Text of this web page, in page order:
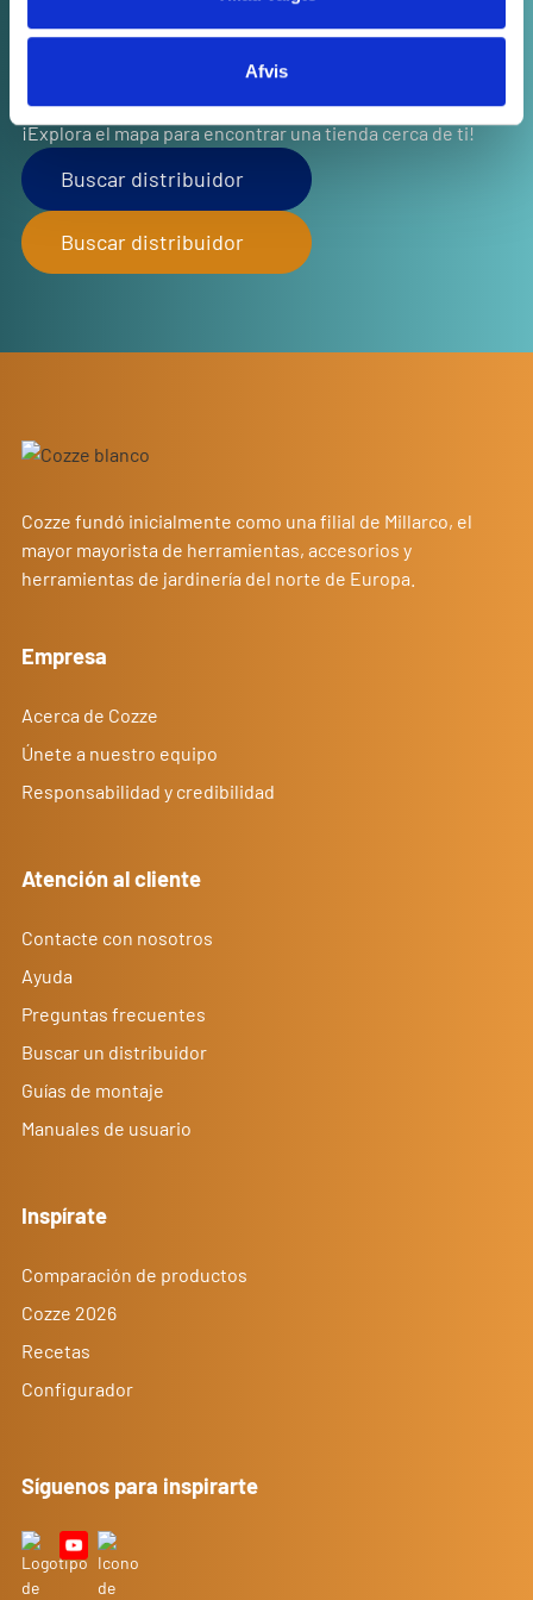
Afvis
¿BUSCA UN DISTRIBUIDOR?
¡Explora el mapa para encontrar una tienda cerca de ti!
Buscar distribuidor
Buscar distribuidor
Cozze fundó inicialmente como una filial de Millarco, el
mayor mayorista de herramientas, accesorios y
herramientas de jardinería del norte de Europa.
Empresa
Acerca de Cozze
Únete a nuestro equipo
Responsabilidad y credibilidad
Atención al cliente
Contacte con nosotros
Ayuda
Preguntas frecuentes
Buscar un distribuidor
Guías de montaje
Manuales de usuario
Inspírate
Comparación de productos
Cozze 2026
Recetas
Configurador
Síguenos para inspirarte